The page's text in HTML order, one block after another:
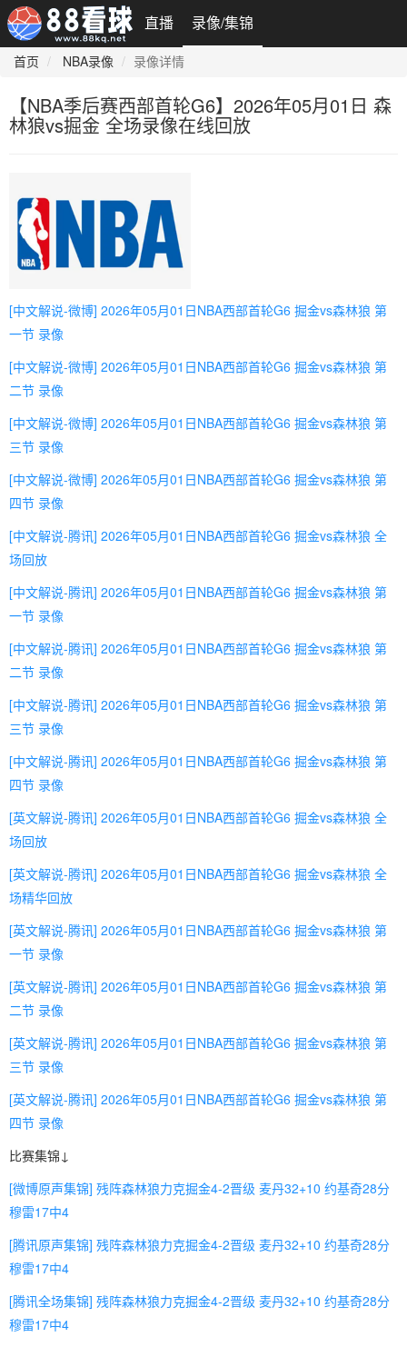
直播 录像/集锦
首页 NBA录像 录像详情
【NBA季后赛西部首轮G6】2026年05月01日 森
林狼vs掘金 全场录像在线回放
[中文解说-微博] 2026年05月01日NBA西部首轮G6 掘金vs森林狼 第
一节 录像
[中文解说-微博] 2026年05月01日NBA西部首轮G6 掘金vs森林狼 第
二节 录像
[中文解说-微博] 2026年05月01日NBA西部首轮G6 掘金vs森林狼 第
三节 录像
[中文解说-微博] 2026年05月01日NBA西部首轮G6 掘金vs森林狼 第
四节 录像
[中文解说-腾讯] 2026年05月01日NBA西部首轮G6 掘金vs森林狼 全
场回放
[中文解说-腾讯] 2026年05月01日NBA西部首轮G6 掘金vs森林狼 第
一节 录像
[中文解说-腾讯] 2026年05月01日NBA西部首轮G6 掘金vs森林狼 第
二节 录像
[中文解说-腾讯] 2026年05月01日NBA西部首轮G6 掘金vs森林狼 第
三节 录像
[中文解说-腾讯] 2026年05月01日NBA西部首轮G6 掘金vs森林狼 第
四节 录像
[英文解说-腾讯] 2026年05月01日NBA西部首轮G6 掘金vs森林狼 全
场回放
[英文解说-腾讯] 2026年05月01日NBA西部首轮G6 掘金vs森林狼 全
场精华回放
[英文解说-腾讯] 2026年05月01日NBA西部首轮G6 掘金vs森林狼 第
一节 录像
[英文解说-腾讯] 2026年05月01日NBA西部首轮G6 掘金vs森林狼 第
二节 录像
[英文解说-腾讯] 2026年05月01日NBA西部首轮G6 掘金vs森林狼 第
三节 录像
[英文解说-腾讯] 2026年05月01日NBA西部首轮G6 掘金vs森林狼 第
四节 录像
比赛集锦↓
[微博原声集锦] 残阵森林狼力克掘金4-2晋级 麦丹32+10 约基奇28分
穆雷17中4
[腾讯原声集锦] 残阵森林狼力克掘金4-2晋级 麦丹32+10 约基奇28分
穆雷17中4
[腾讯全场集锦] 残阵森林狼力克掘金4-2晋级 麦丹32+10 约基奇28分
穆雷17中4